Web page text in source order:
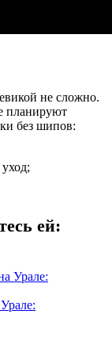
не сложно.
планируют
без шипов:
ей: